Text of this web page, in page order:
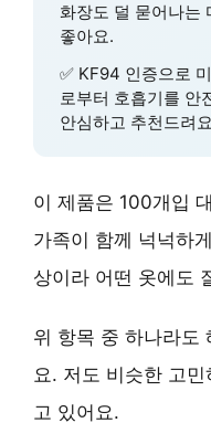
화장도 덜 묻어나는
좋아요.
✅ KF94 인증으로
로부터 호흡기를 안
안심하고 추천드려
이 제품은 100개입
가족이 함께 넉넉하
상이라 어떤 옷에도
위 항목 중 하나라도
요. 저도 비슷한 고
고 있어요.